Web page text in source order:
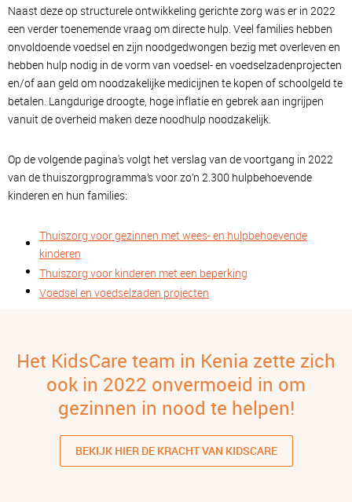
Naast deze op structurele ontwikkeling gerichte zorg was er in 2022
een verder toenemende vraag om directe hulp. Veel families hebben
onvoldoende voedsel en zijn noodgedwongen bezig met overleven en
hebben hulp nodig in de vorm van voedsel- en voedselzadenprojecten
en/of aan geld om noodzakelijke medicijnen te kopen of schoolgeld te
betalen. Langdurige droogte, hoge inflatie en gebrek aan ingrijpen
vanuit de overheid maken deze noodhulp noodzakelijk.
Op de volgende pagina's volgt het verslag van de voortgang in 2022
van de thuiszorgprogramma’s voor zo’n 2.300 hulpbehoevende
kinderen en hun families:
Thuiszorg voor gezinnen met wees- en hulpbehoevende
kinderen
Thuiszorg voor kinderen met een beperking
Voedsel en voedselzaden projecten
Het KidsCare team in Kenia zette zich
ook in 2022 onvermoeid in om
gezinnen in nood te helpen!
BEKIJK HIER DE KRACHT VAN KIDSCARE